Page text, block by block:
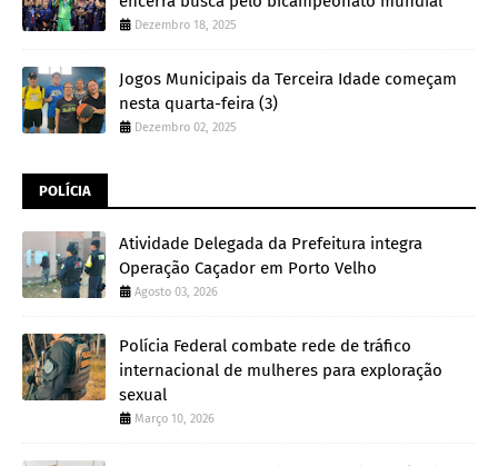
Dezembro 18, 2025
Jogos Municipais da Terceira Idade começam
nesta quarta-feira (3)
Dezembro 02, 2025
POLÍCIA
Atividade Delegada da Prefeitura integra
Operação Caçador em Porto Velho
Agosto 03, 2026
Polícia Federal combate rede de tráfico
internacional de mulheres para exploração
sexual
Março 10, 2026